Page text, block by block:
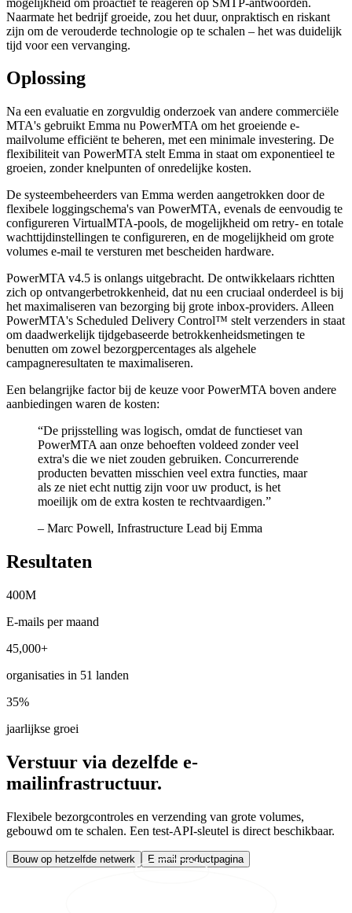
Naarmate het bedrijf groeide, zou het duur, onpraktisch en riskant
zijn om de verouderde technologie op te schalen – het was duidelijk
tijd voor een vervanging.
Oplossing
Na een evaluatie en zorgvuldig onderzoek van andere commerciële
MTA's gebruikt Emma nu PowerMTA om het groeiende e-
mailvolume efficiënt te beheren, met een minimale investering. De
flexibiliteit van PowerMTA stelt Emma in staat om exponentieel te
groeien, zonder knelpunten of onredelijke kosten.
De systeembeheerders van Emma werden aangetrokken door de
flexibele loggingschema's van PowerMTA, evenals de eenvoudig te
configureren VirtualMTA-pools, de mogelijkheid om retry- en totale
wachttijdinstellingen te configureren, en de mogelijkheid om grote
volumes e-mail te versturen met bescheiden hardware.
PowerMTA v4.5 is onlangs uitgebracht. De ontwikkelaars richtten
zich op ontvangerbetrokkenheid, dat nu een cruciaal onderdeel is bij
het maximaliseren van bezorging bij grote inbox-providers. Alleen
PowerMTA's Scheduled Delivery Control™ stelt verzenders in staat
om daadwerkelijk tijdgebaseerde betrokkenheidsmetingen te
benutten om zowel bezorgpercentages als algehele
campagneresultaten te maximaliseren.
Een belangrijke factor bij de keuze voor PowerMTA boven andere
aanbiedingen waren de kosten:
“De prijsstelling was logisch, omdat de functieset van
PowerMTA aan onze behoeften voldeed zonder veel
extra's die we niet zouden gebruiken. Concurrerende
producten bevatten misschien veel extra functies, maar
als ze niet echt nuttig zijn voor uw product, is het
moeilijk om de extra kosten te rechtvaardigen.”
– Marc Powell, Infrastructure Lead bij Emma
Resultaten
400M
E-mails per maand
45,000+
organisaties in 51 landen
35%
jaarlijkse groei
Verstuur via dezelfde e-
mailinfrastructuur.
Flexibele bezorgcontroles en verzending van grote volumes,
gebouwd om te schalen. Een test-API-sleutel is direct beschikbaar.
Bouw op hetzelfde netwerk E-mail productpagina